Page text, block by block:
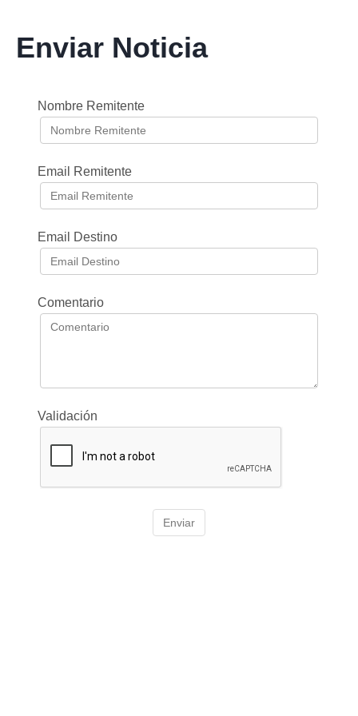
Enviar Noticia
Nombre Remitente
Email Remitente
Email Destino
Comentario
Validación